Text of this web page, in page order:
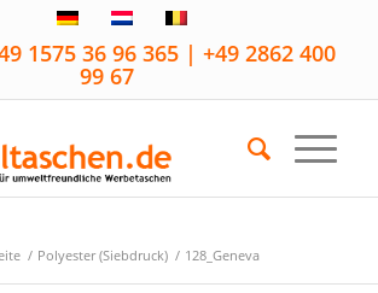
1575 36 96 365 | +49 2862 400
99 67
/ Polyester (Siebdruck) / 128_Geneva